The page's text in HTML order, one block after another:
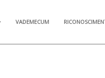
VADEMECUM